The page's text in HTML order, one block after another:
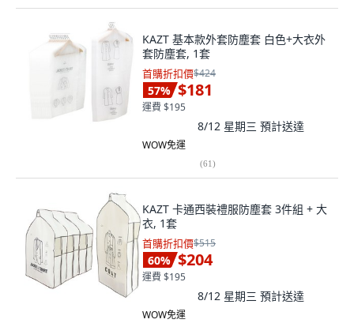
KAZT 基本款外套防塵套 白色+大衣外
套防塵套, 1套
首購折扣價$424
57% $181
運費 $195
8/12 星期三 預計送達
WOW免運
(61)
KAZT 卡通西裝禮服防塵套 3件組 + 大
衣, 1套
首購折扣價$515
60% $204
運費 $195
8/12 星期三 預計送達
WOW免運